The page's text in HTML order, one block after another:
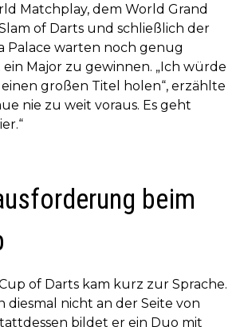
Matchplay, dem World Grand
of Darts und schließlich der
Palace warten noch genug
Major zu gewinnen. „Ich würde
großen Titel holen“, erzählte
nie zu weit voraus. Es geht
beim
of Darts kam kurz zur Sprache.
diesmal nicht an der Seite von
bildet er ein Duo mit